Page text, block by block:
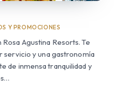
Y PROMOCIONES
Agustina Resorts. Te
servicio y una gastronomía
de inmensa tranquilidad y